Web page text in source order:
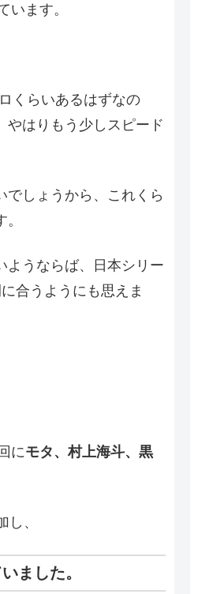
います。
くらいあるはずなの
やはりもう少しスピード
でしょうから、これくら
ようならば、日本シリー
合うようにも思えま
にモタ、村上海斗、黒
、
ました。